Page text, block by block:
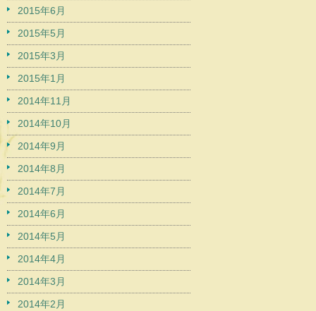
2015年6月
2015年5月
2015年3月
2015年1月
2014年11月
2014年10月
2014年9月
2014年8月
2014年7月
2014年6月
2014年5月
2014年4月
2014年3月
2014年2月